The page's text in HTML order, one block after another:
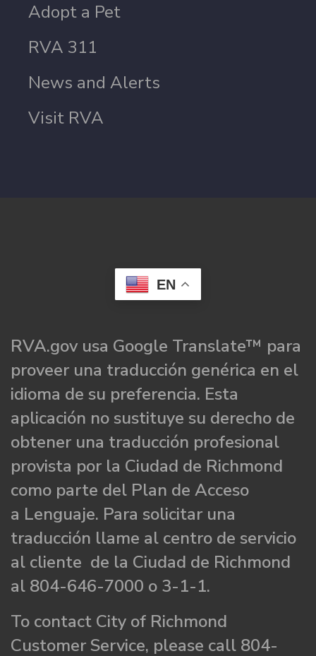
Adopt a Pet
RVA 311
News and Alerts
Visit RVA
EN
RVA.gov usa Google Translate™ para
proveer una traducción genérica en el
idioma de su preferencia. Esta
aplicación no sustituye su derecho de
obtener una traducción profesional
provista por la Ciudad de Richmond
como parte del Plan de Acceso
a Lenguaje. Para solicitar una
traducción llame al centro de servicio
al cliente de la Ciudad de Richmond
al 804-646-7000 o 3-1-1.
To contact City of Richmond
Customer Service, please call 804-